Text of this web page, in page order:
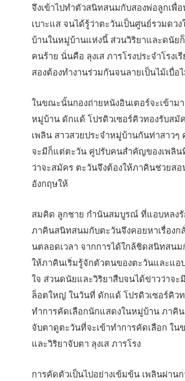
จึงเข้าไปทำตัวสนิทสนมกับสองพ่อลูกเพื่
เบาะแส จนได้รู้ว่าตะวันเป็นศูนย์รวมดวง
บ้านในหมู่บ้านแห่งนี้ ส่วนวิริยาและดนัย
คนร้าย นั่นคือ ลุงเส ภารโรงประจำโรงเ
สองต้องทำงานร่วมกันจนลายเป็นไม้เบื่อ
ในขณะนั้นกองถ่ายหนังอินเตอร์จะเข้าม
หมู่บ้าน ดักแด้ โปรดิวเซอร์คิวทองรับสมั
เพลิน สาวสวยประจำหมู่บ้านกันท่าสาว
จะมีก็แต่ตะวัน คู่ปรับคนสำคัญของเพลิน
ว่าจะสมัคร ตะวันจึงต้องให้ภาคินช่วยสอ
อังกฤษให้
สมคิด ลูกชาย กำนันสมบูรณ์ ที่แอบหลงรั
ภาคินสนิทสนมกับตะวันจึงคอยหาเรื่องก
นตลอดเวลา จากการได้ใกล้ชิดสนิทสน
ให้ภาคินเริ่มรู้จักตัวตนของตะวันและแ
ใจ ส่วนดนัยและวิริยาสืบจนได้ข่าวว่าจะ
ล็อตใหญ่ ในวันที่ ดักแด้ โปรดิวเซอร์คิวท
ทำการคัดเลือกนักแสดงในหมู่บ้าน ภาคิน
จับตาดูตะวันที่จะเข้าทำการคัดเลือก ใ
และวิริยาจับตา ลุงเส ภารโรง
การคัดตัวเป็นไปอย่างเข้มข้น เพลินผ่าน